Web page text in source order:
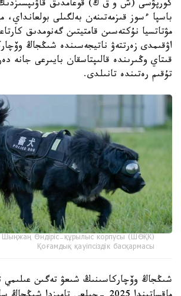
كورپۋسى (ش و ق ك) قوعامدىق قاۋىپسىزدىك
باسپا ءسوز قىزمەتىنەن بەلگىلى بولعانداي،
مۋتاتسيا نۇكتەسىن قامتيتىن گەنومدىق
اۋقىمدى زەرتتەۋ ناتيجەسىندە شىڭجاڭ
قىتاي وڭىرىندە قالىپتاسقان بايىرعى جانە
تۇقىم رەتىندە تانىلدى.
Өндіріс-құрылыс корпусы (ШӨҚК)
Қоғамдық қауіпсіздік басқармасы
شىڭجاڭ وۆچاركاسىنىڭ شىعۋ تەگىن عىلىمي